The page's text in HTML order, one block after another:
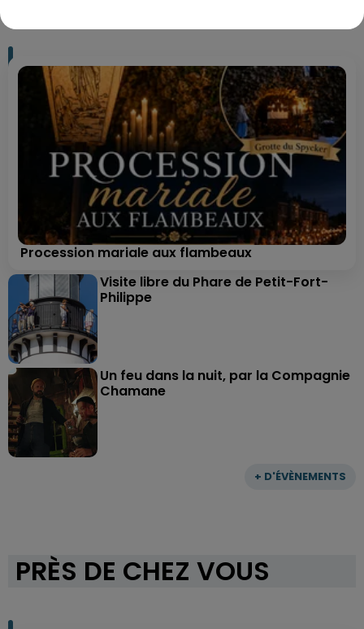
+ D'ÉVÈNEMENTS
Procession mariale aux flambeaux
Visite libre du Phare de Petit-Fort-
Philippe
Un feu dans la nuit, par la Compagnie
Chamane
PRÈS DE CHEZ VOUS